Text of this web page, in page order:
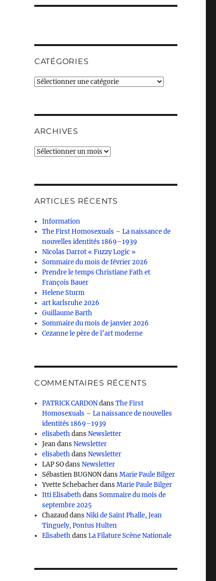
CATÉGORIES
Catégories
ARCHIVES
Archives
ARTICLES RÉCENTS
Information
The First Homosexuals – La naissance de
nouvelles identités 1869–1939
Nicolas Darrot « Fuzzy Logic »
Sommaire du mois de février 2026
Prendre le temps Christiane Fath et
François Bauer
Helene Sturm
art karlsruhe 2026
Guillaume Barth
Sommaire du mois de janvier 2026
Cezanne le père de l’art moderne
COMMENTAIRES RÉCENTS
PATRICK CARDONdansThe First
Homosexuals – La naissance de nouvelles
identités 1869–1939
elisabethdansNewsletter
JeandansNewsletter
elisabethdansNewsletter
LAP SOdansNewsletter
Sébastien BUGNONdansMarie Paule Bilger
Yvette SchebacherdansMarie Paule Bilger
Itti ElisabethdansSommaire du mois de
septembre 2025
ChazauddansNiki de Saint Phalle, Jean
Tinguely, Pontus Hulten
ElisabethdansLa Filature Scène Nationale